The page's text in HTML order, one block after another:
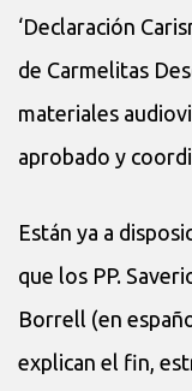
‘Declaración
de Carmelitas
materiales
aprobado y
Están ya a
que los PP.
Borrell (en
explican el fin,